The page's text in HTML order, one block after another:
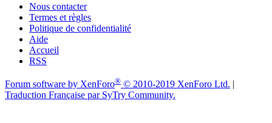
Nous contacter
Termes et règles
Politique de confidentialité
Aide
Accueil
RSS
Forum software by XenForo® © 2010-2019 XenForo Ltd. |
Traduction Française par SyTry Community.